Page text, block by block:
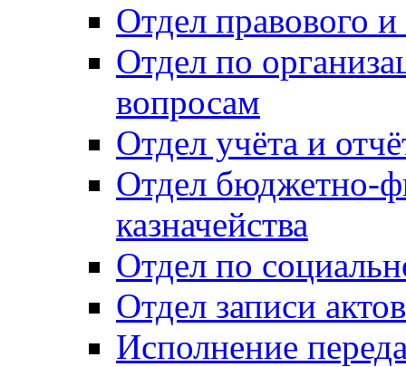
Отдел правового
Отдел по
вопросам
Отдел учёта и
Отдел бюджетно-
казначейства
Отдел по
Отдел записи
Исполнение